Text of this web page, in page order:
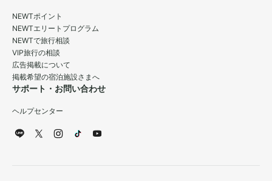
NEWTポイント
NEWTエリートプログラム
NEWTで旅行相談
VIP旅行の相談
広告掲載について
掲載希望の宿泊施設さまへ
サポート・お問い合わせ
ヘルプセンター